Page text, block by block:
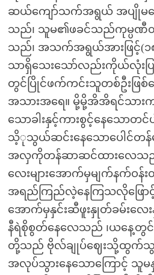
ဆယ်ကျော်သက်အရွယ် အပျိုမလ
သည်၊ သူမ၏ဖခင်သည်ကုမ္ပဏီတ
သည်၊ အသက်အရွယ်အားဖြင့်(၁
သာရှိသေးသော်လည်းကိုယ်လုံးပြ
တွင်ပြိုင်ဖက်ကင်းသူတစ်ဦးဖြစ်န
အသားအရေ။ မို့မို့အိအိရင်သားက
သောခါးနှင့်ကားစွင့်နေသောတင်ပ
သိ့ုသွယ်ဆင်းနေသောပေါင်တန်မ
အလှကိုတန်ဆာဆင်ထားလေသည်
လေးများအောက်မှမျက်နက်ဝန်း
အရည်ကြည်လဲ့နေကြသလိုဖြောင့်
အောက်မှနှင်းဆီဖူးနှုတ်ခမ်းလေ
နီရဲစိုစွတ်နေလေသည် ၊ယနေ့တွင်
တို့သည် ဗိုလ်ချုပ်ဈေးသို့ထွက်သွာ
အလုပ်သွားနေသောကြောင့် သူ